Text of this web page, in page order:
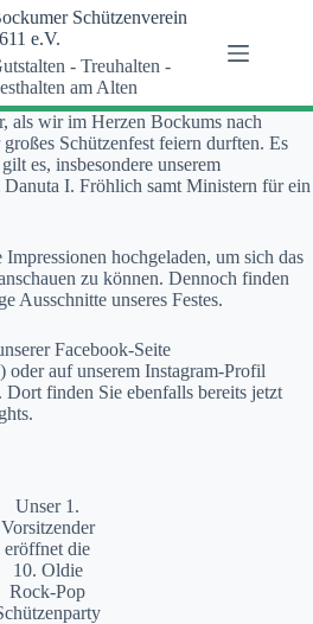
Schützenverein
e.V.
- Treuhalten -
am Alten
als wir im Herzen Bockums nach
Schützenfest feiern durften. Es
es, insbesondere unserem
I. Fröhlich samt Ministern für ein
hochgeladen, um sich das
zu können. Dennoch finden
Ausschnitte unseres Festes.
Facebook-Seite
oder auf unserem Instagram-Profil
finden Sie ebenfalls bereits jetzt
Unser 1.
Vorsitzender
eröffnet die
10. Oldie
Rock-Pop